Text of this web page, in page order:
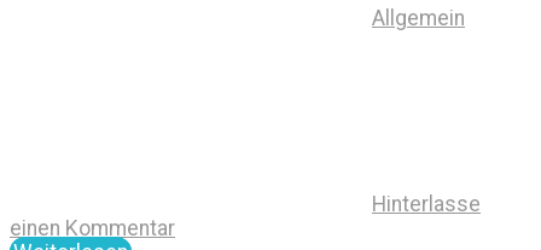
Allgemein
Hinterlasse
einen Kommentar